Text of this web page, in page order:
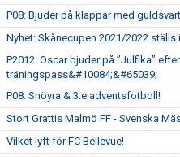
P08: Bjuder på klappar med
Nyhet: Skånecupen 2021/2022 ställs
P2012: Oscar bjuder på ”Julfika”
träningspass&#10084;&#65039;
P08: Snöyra & 3:e adventsfotboll!
Stort Grattis Malmö FF - Svenska
Vilket lyft för FC Bellevue!